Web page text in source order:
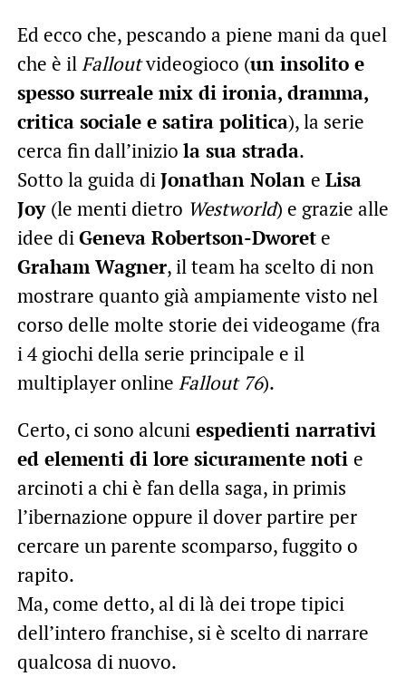
Ed ecco che, pescando a piene mani da quel
che è ilFalloutvideogioco (un insolito e
spesso surreale mix di ironia, dramma,
critica sociale e satira politica), la serie
cerca fin dall’inizio la sua strada.
Sotto la guida diJonathan Nolan e Lisa
Joy (le menti dietro Westworld) e grazie alle
idee diGeneva Robertson-Dworete
Graham Wagner, il team ha scelto di non
mostrare quanto già ampiamente visto nel
corso delle molte storie dei videogame (fra
i 4 giochi della serie principale e il
multiplayer online Fallout 76).
Certo, ci sono alcuniespedienti narrativi
ed elementi di lore sicuramente noti e
arcinoti a chi è fan della saga, in primis
l’ibernazione oppure il dover partire per
cercare un parente scomparso, fuggito o
rapito.
Ma, come detto, al di là dei trope tipici
dell’intero franchise, si è scelto di narrare
qualcosa di nuovo.